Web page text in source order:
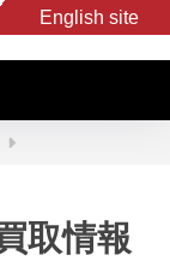
English site
取情報